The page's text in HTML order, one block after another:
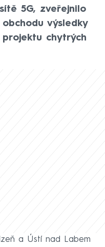
5G, zveřejnilo
výsledky
chytrých
a Ústí nad Labem